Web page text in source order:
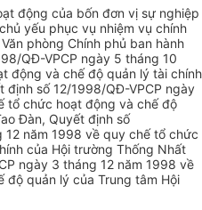
động của bốn đơn vị sự nghiệp
yếu phục vụ nhiệm vụ chính
phòng Chính phủ ban hành
QĐ-VPCP ngày 5 tháng 10
động và chế độ quản lý tài chính
định số 12/1998/QĐ-VPCP ngày
tổ chức hoạt động và chế độ
Đàn, Quyết định số
năm 1998 về quy chế tổ chức
của Hội trường Thống Nhất
ngày 3 tháng 12 năm 1998 về
quản lý của Trung tâm Hội